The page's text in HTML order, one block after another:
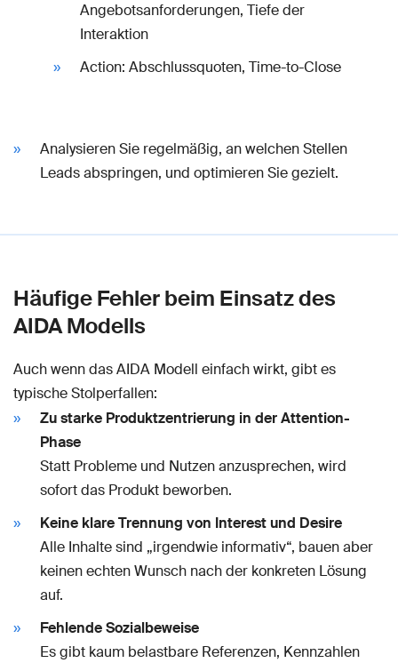
Angebotsanforderungen, Tiefe der
Interaktion
Action: Abschlussquoten, Time-to-Close
Analysieren Sie regelmäßig, an welchen Stellen
Leads abspringen, und optimieren Sie gezielt.
Häufige Fehler beim Einsatz des
AIDA Modells
Auch wenn das AIDA Modell einfach wirkt, gibt es
typische Stolperfallen:
Zu starke Produktzentrierung in der Attention-
Phase
Statt Probleme und Nutzen anzusprechen, wird
sofort das Produkt beworben.
Keine klare Trennung von Interest und Desire
Alle Inhalte sind „irgendwie informativ“, bauen aber
keinen echten Wunsch nach der konkreten Lösung
auf.
Fehlende Sozialbeweise
Es gibt kaum belastbare Referenzen, Kennzahlen